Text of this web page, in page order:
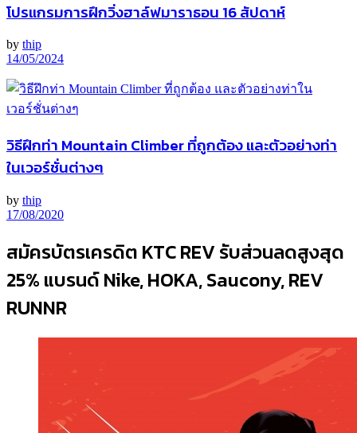
โปรแกรมการฝึกวิ่งฮาล์ฟมาราธอน 16 สัปดาห์
by thip
14/05/2024
วิธีฝึกท่า Mountain Climber ที่ถูกต้อง และตัวอย่างท่า
ในเวอร์ชั่นต่างๆ
by thip
17/08/2020
สมัครบัตรเครดิต KTC REV รับส่วนลดสูงสุด
25% แบรนด์ Nike, HOKA, Saucony, REV
RUNNR